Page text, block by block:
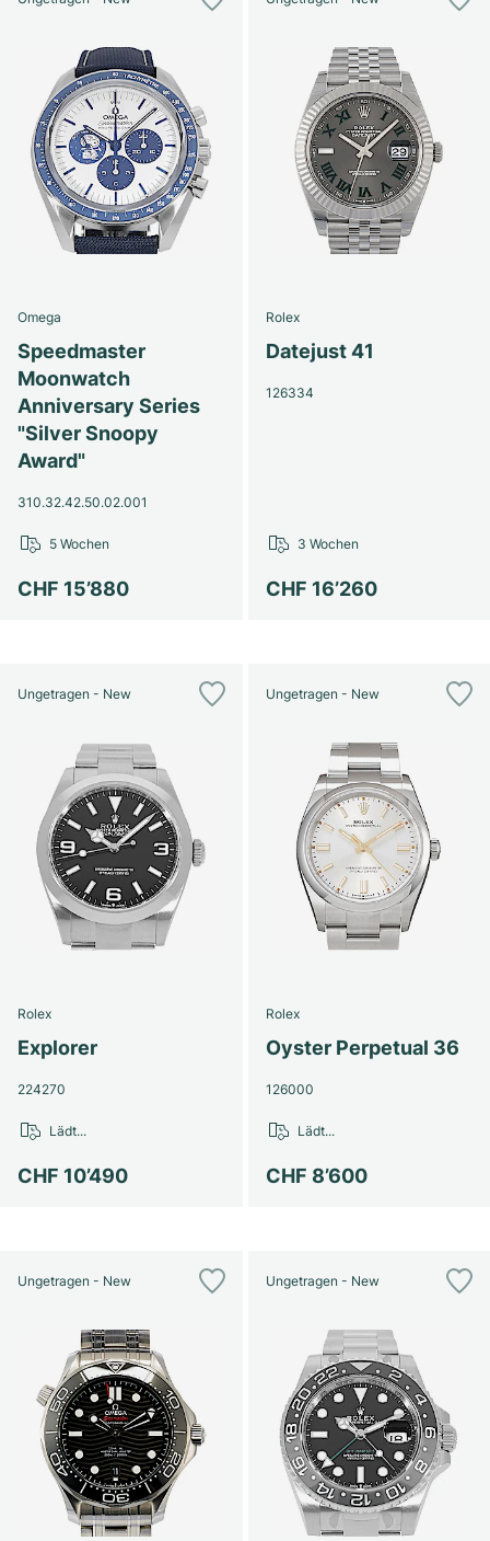
Omega
Speedmaster
Moonwatch
Anniversary Series
"Silver Snoopy
Award"
310.32.42.50.02.001
CHF 15’880
5 Wochen
Rolex
Datejust 41
126334
CHF 16’260
3 Wochen
Ungetragen - New
Rolex
Explorer
224270
CHF 10’490
Lädt...
Ungetragen - New
Rolex
Oyster Perpetual 36
126000
CHF 8’600
Lädt...
Ungetragen - New Ungetragen - New